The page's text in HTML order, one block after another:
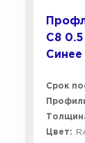
C8
Синее
Срок
Цвет: